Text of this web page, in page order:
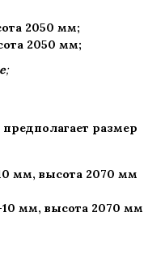
2050 мм;
2050 мм;
;
размер
мм, высота 2070 мм
мм, высота 2070 мм